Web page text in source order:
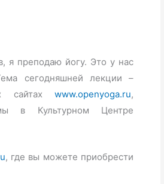
я преподаю йогу. Это у нас
сегодняшней лекции –
сайтах www.openyoga.ru,
в Культурном Центре
, где вы можете приобрести